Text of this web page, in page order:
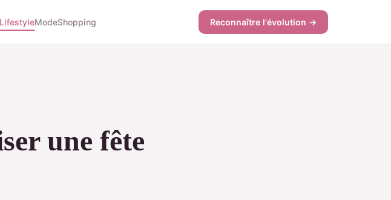
LifestyleModeShopping Reconnaître l'évolution →
une fête